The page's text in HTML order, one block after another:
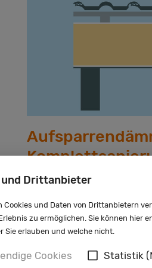
und Drittanbieter
Cookies und Daten von Drittanbietern
zu ermöglichen. Sie können hier
Sie erlauben und welche nicht.
Cookies Statistik
Neubau
Diese wird unterhalb der
außerhalb der Sparren
aufwändigste